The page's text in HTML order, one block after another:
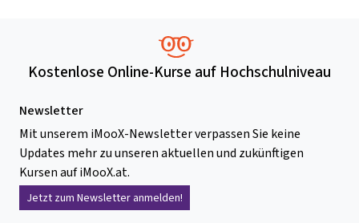
Kostenlose Online-Kurse auf Hochschulniveau
Newsletter
Mit unserem iMooX-Newsletter verpassen Sie keine
Updates mehr zu unseren aktuellen und zukünftigen
Kursen auf iMooX.at.
Jetzt zum Newsletter anmelden!